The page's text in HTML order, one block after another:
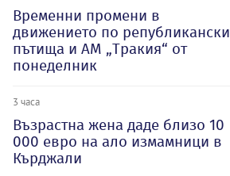
Временни промени в
движението по републикански
пътища и АМ „Тракия“ от
понеделник
3 часа
Възрастна жена даде близо 10
000 евро на ало измамници в
Кърджали